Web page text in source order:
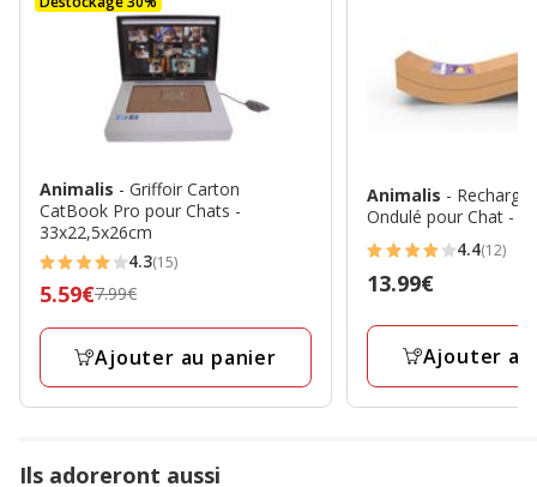
Animalis - Griffoir Carton
CatBook Pro pour Chats -
33x22,5x26cm
4.3
étoiles
avec
avis
4.3(15)
Prix
précédent
7.99€,
prix
final
5.59€7.99€
Ajouter au panier
Animalis - Recharge
Ondulé pour Chat -
4.4
étoiles
avec
avis
4.4(12)
Prix
13.99€
Ajouter
Ils adoreront aussi